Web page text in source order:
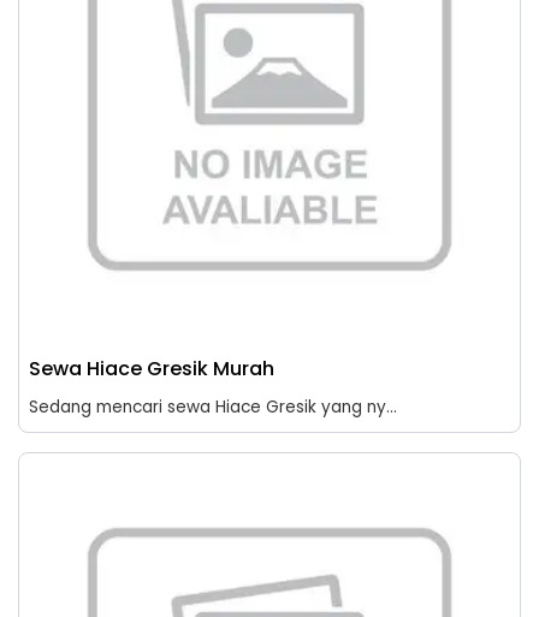
Sewa Hiace Gresik Murah
Sedang mencari sewa Hiace Gresik yang ny...